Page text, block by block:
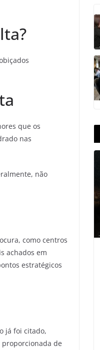
que os
nas
não
como centros
achados em
estratégicos
já foi citado,
de